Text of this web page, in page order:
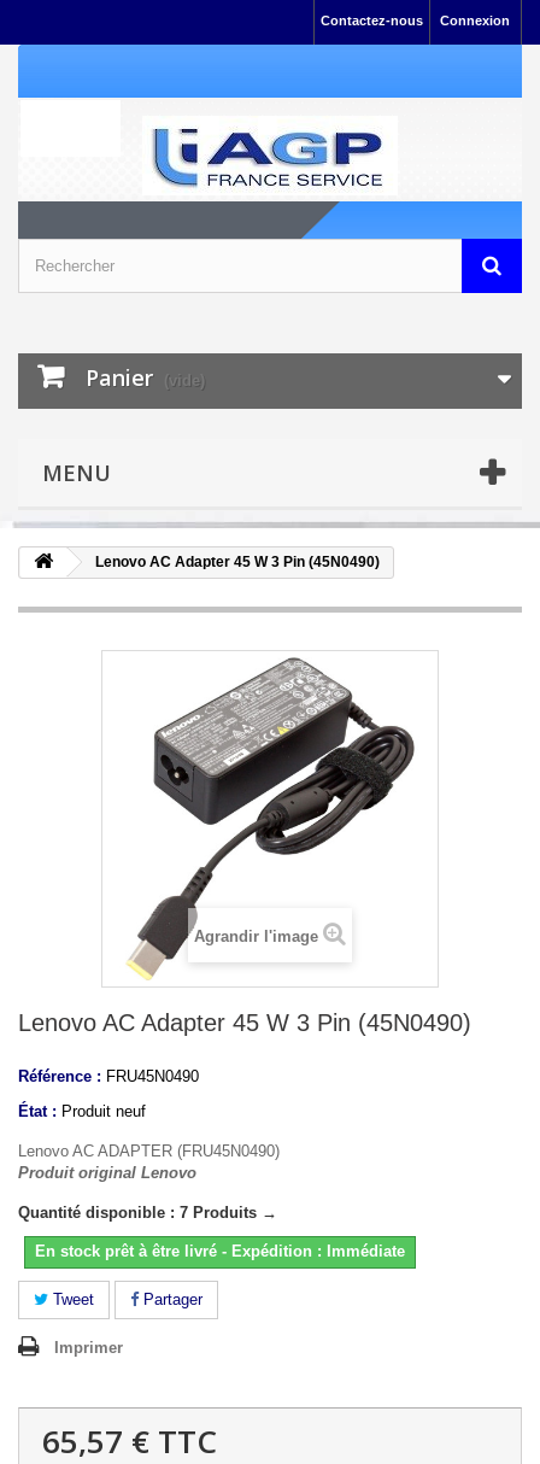
Connexion
Contactez-nous
Panier (vide)
MENU
Lenovo AC Adapter 45 W 3 Pin (45N0490)
Agrandir l'image
Lenovo AC Adapter 45 W 3 Pin (45N0490)
Référence : FRU45N0490
État : Produit neuf
Lenovo AC ADAPTER (FRU45N0490)
Produit original Lenovo
Quantité disponible : 7 Produits →
En stock prêt à être livré - Expédition : Immédiate
Tweet Partager
Imprimer
65,57 € TTC